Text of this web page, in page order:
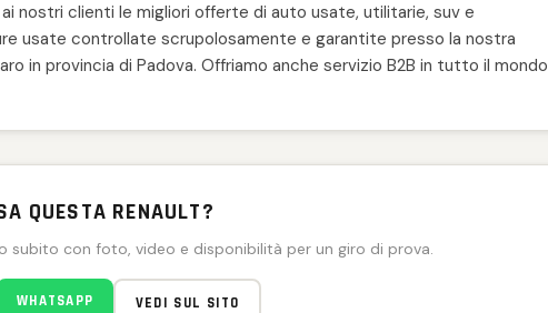
nostri clienti le migliori offerte di auto usate, utilitarie, suv e
usate controllate scrupolosamente e garantite presso la nostra
in provincia di Padova. Offriamo anche servizio B2B in tutto il mondo
QUESTA RENAULT?
subito con foto, video e disponibilità per un giro di prova.
WHATSAPP VEDI SUL SITO